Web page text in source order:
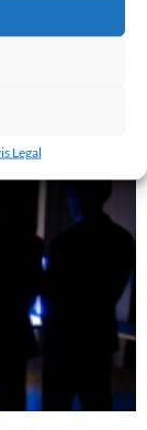
Legal
SABADELL